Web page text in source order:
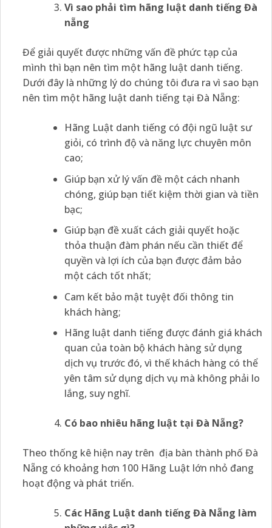
Vì sao phải tìm hãng luật danh tiếng Đà
nẵng
Để giải quyết được những vấn đề phức tạp của
mình thì bạn nên tìm một hãng luật danh tiếng.
Dưới đây là những lý do chúng tôi đưa ra vì sao bạn
nên tìm một hãng luật danh tiếng tại Đà Nẵng:
Hãng Luật danh tiếng có đội ngũ luật sư
giỏi, có trình độ và năng lực chuyên môn
cao;
Giúp bạn xử lý vấn đề một cách nhanh
chóng, giúp bạn tiết kiệm thời gian và tiền
bạc;
Giúp bạn đề xuất cách giải quyết hoặc
thỏa thuận đàm phán nếu cần thiết để
quyền và lợi ích của bạn được đảm bảo
một cách tốt nhất;
Cam kết bảo mật tuyệt đối thông tin
khách hàng;
Hãng luật danh tiếng được đánh giá khách
quan của toàn bộ khách hàng sử dụng
dịch vụ trước đó, vì thế khách hàng có thể
yên tâm sử dụng dịch vụ mà không phải lo
lắng, suy nghĩ.
Có bao nhiêu hãng luật tại Đà Nẵng?
Theo thống kê hiện nay trên địa bàn thành phố Đà
Nẵng có khoảng hơn 100 Hãng Luật lớn nhỏ đang
hoạt động và phát triển.
Các Hãng Luật danh tiếng Đà Nẵng làm